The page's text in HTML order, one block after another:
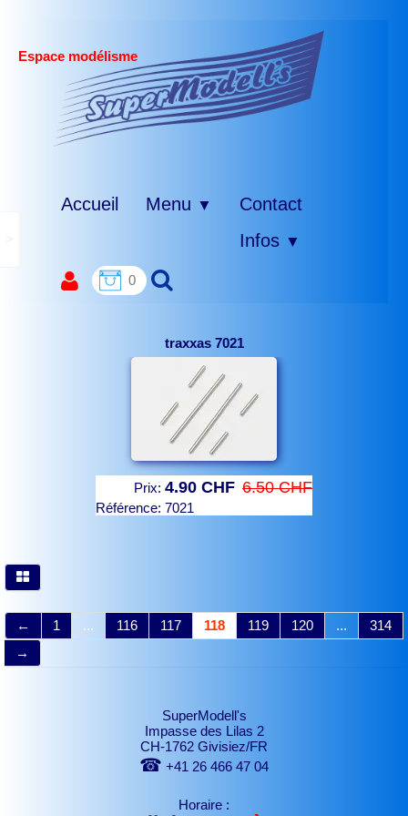
Espace modélisme
Accueil Menu ▼
Contact
Infos ▼
0
traxxas 7021
Prix: 4.90 CHF 6.50 CHF
Référence: 7021
← 1 ... 116 117 118 119 120 ...
314
→
SuperModell's
Impasse des Lilas 2
CH-1762 Givisiez/FR
☎ +41 26 466 47 04
Horaire :